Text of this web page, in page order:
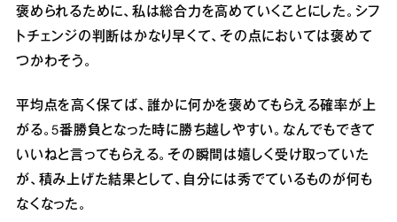
褒められるために、私は総合力を高めていくことにした。シフ
トチェンジの判断はかなり早くて、その点においては褒めて
つかわそう。
平均点を高く保てば、誰かに何かを褒めてもらえる確率が上
がる。5番勝負となった時に勝ち越しやすい。なんでもできて
いいねと言ってもらえる。その瞬間は嬉しく受け取っていた
が、積み上げた結果として、自分には秀でているものが何も
なくなった。